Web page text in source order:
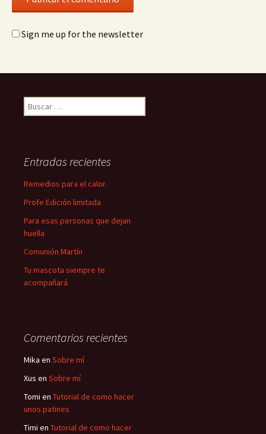
Sign me up for the newsletter
Buscar:
Entradas recientes
Remedios para el calor.
Profe Edición limitada
Para esas personas que dejan
huella
Comunión Martín
Tu mascota siempre te
acompañará
Comentarios recientes
Mika en Sobre mí
Xus en Sobre mí
Tomi en Tutorial de como hacer
unos patines
Timi en Tutorial de como hacer